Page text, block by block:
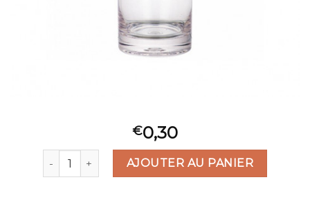
€0,30
quantité de VERRE APERITIF CYLINDRIQUE 17 cl
AJOUTER AU PANIER